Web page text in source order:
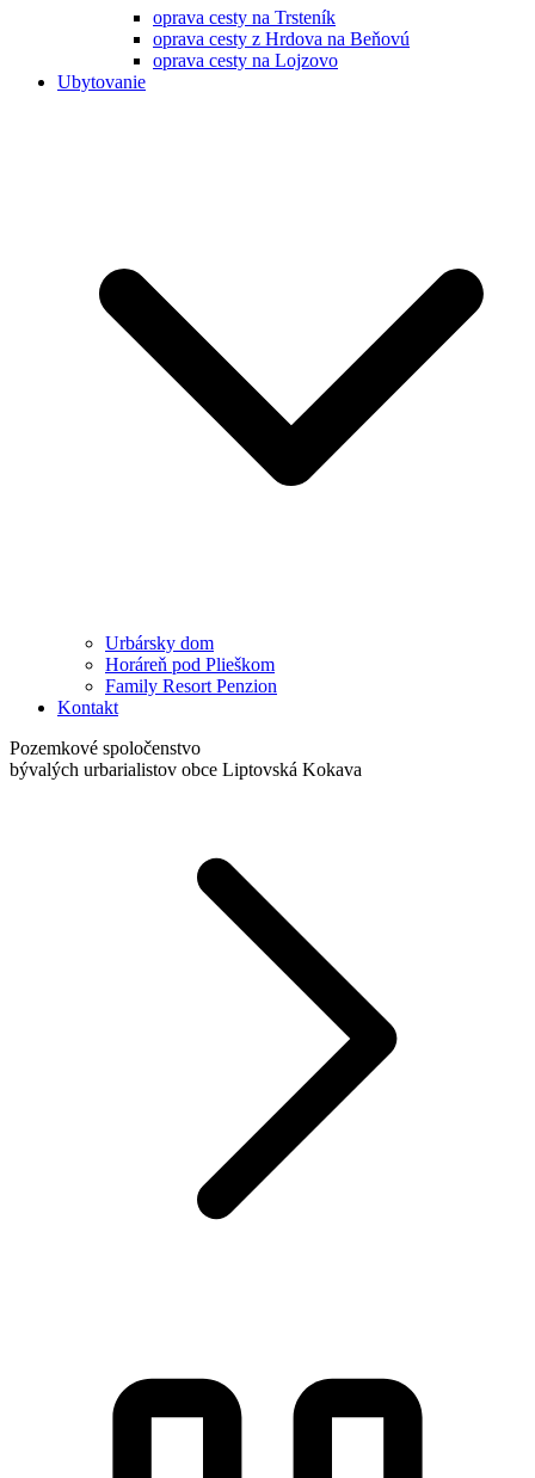
oprava cesty na Trsteník
oprava cesty z Hrdova na Beňovú
oprava cesty na Lojzovo
Ubytovanie
Urbársky dom
Horáreň pod Plieškom
Family Resort Penzion
Kontakt
Pozemkové spoločenstvo
bývalých urbarialistov obce Liptovská Kokava